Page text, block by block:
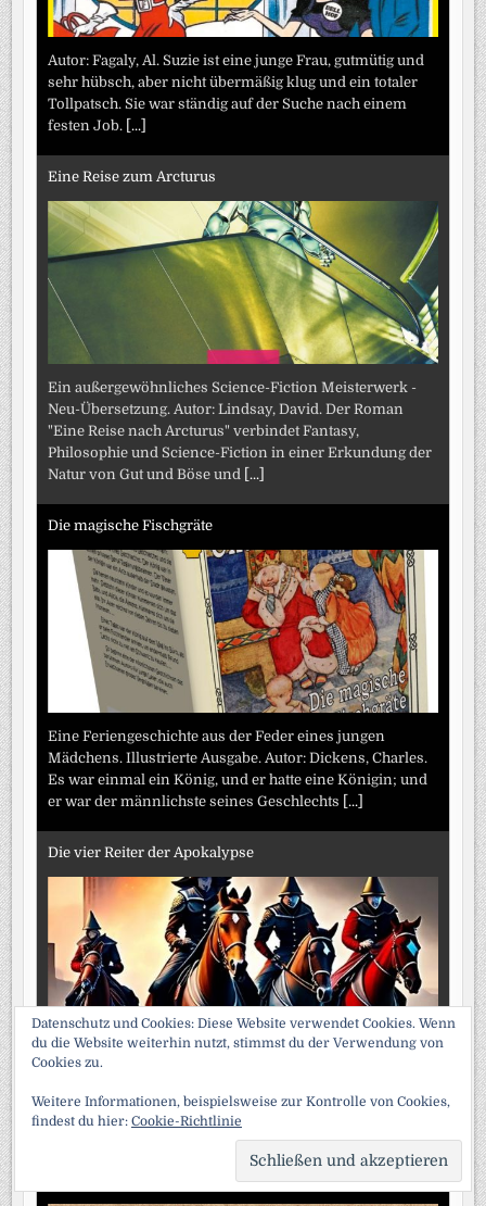
Autor: Fagaly, Al. Suzie ist eine junge Frau, gutmütig und
sehr hübsch, aber nicht übermäßig klug und ein totaler
Tollpatsch. Sie war ständig auf der Suche nach einem
festen Job. [...]
Eine Reise zum Arcturus
Ein außergewöhnliches Science-Fiction Meisterwerk -
Neu-Übersetzung. Autor: Lindsay, David. Der Roman
"Eine Reise nach Arcturus" verbindet Fantasy,
Philosophie und Science-Fiction in einer Erkundung der
Natur von Gut und Böse und [...]
Die magische Fischgräte
Eine Feriengeschichte aus der Feder eines jungen
Mädchens. Illustrierte Ausgabe. Autor: Dickens, Charles.
Es war einmal ein König, und er hatte eine Königin; und
er war der männlichste seines Geschlechts [...]
Die vier Reiter der Apokalypse
Aus der Liste der 100 besten Romane des 20.
der Apokalypse (spanisch: Los cuatro jinetes del
Apocalipsis)[...]
Datenschutz und Cookies: Diese Website verwendet Cookies. Wenn
du die Website weiterhin nutzt, stimmst du der Verwendung von
Cookies zu.
Weitere Informationen, beispielsweise zur Kontrolle von Cookies,
findest du hier: Cookie-Richtlinie
TO
TOP